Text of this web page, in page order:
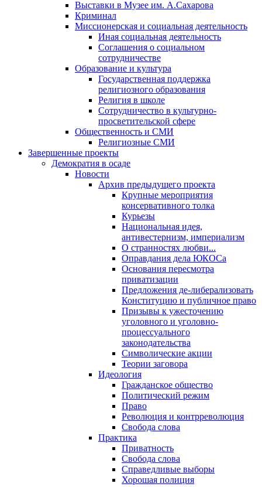
Выставки в Музее им. А.Сахарова
Криминал
Миссионерская и социальная деятельность
Иная социальная деятельность
Соглашения о социальном
сотрудничестве
Образование и культура
Государственная поддержка
религиозного образования
Религия в школе
Сотрудничество в культурно-
просветительской сфере
Общественность и СМИ
Религиозные СМИ
Завершенные проекты
Демократия в осаде
Новости
Архив предыдущего проекта
Крупные мероприятия
консервативного толка
Курьезы
Национальная идея,
антивестернизм, империализм
О странностях любви...
Оправдания дела ЮКОСа
Основания пересмотра
приватизации
Предложения де-либерализовать
Конституцию и публичное право
Призывы к ужесточению
уголовного и уголовно-
процессуального
законодательства
Символические акции
Теории заговора
Идеология
Гражданское общество
Политический режим
Право
Революция и контрреволюция
Свобода слова
Практика
Приватность
Свобода слова
Справедливые выборы
Хорошая полиция